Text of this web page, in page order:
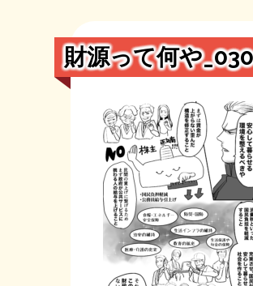
たか
用語集
財源って何や_030